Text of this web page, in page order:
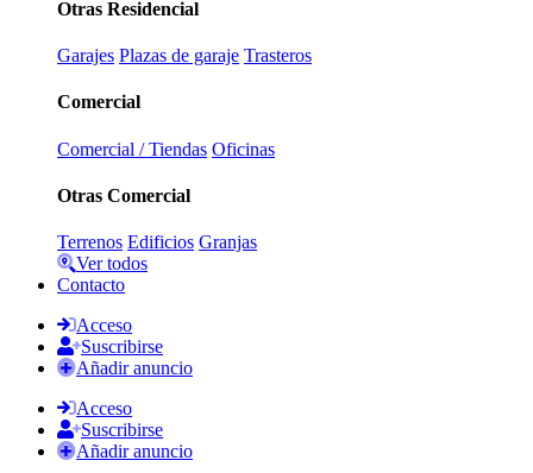
Otras Residencial
Garajes Plazas de garaje Trasteros
Comercial
Comercial / Tiendas Oficinas
Otras Comercial
Terrenos Edificios Granjas
Ver todos
Contacto
Acceso
Suscribirse
Añadir anuncio
Acceso
Suscribirse
Añadir anuncio